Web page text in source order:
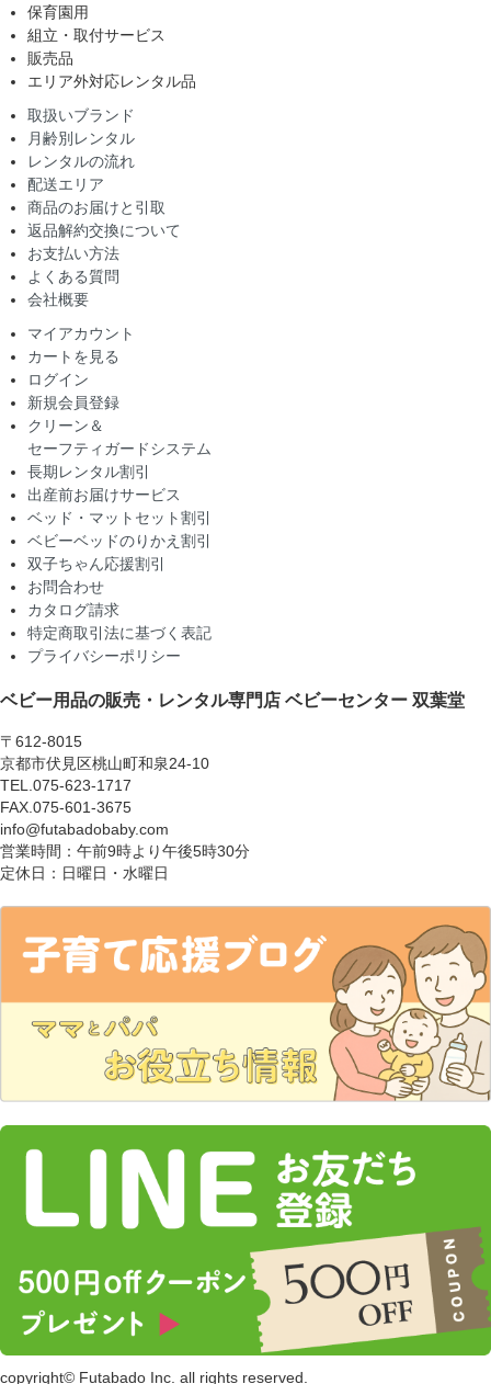
保育園用
組立・取付サービス
販売品
エリア外対応レンタル品
取扱いブランド
月齢別レンタル
レンタルの流れ
配送エリア
商品のお届けと引取
返品解約交換について
お支払い方法
よくある質問
会社概要
マイアカウント
カートを見る
ログイン
新規会員登録
クリーン＆
セーフティガードシステム
長期レンタル割引
出産前お届けサービス
ベッド・マットセット割引
ベビーベッドのりかえ割引
双子ちゃん応援割引
お問合わせ
カタログ請求
特定商取引法に基づく表記
プライバシーポリシー
ベビー用品の販売・レンタル専門店 ベビーセンター 双葉堂
〒612-8015
京都市伏見区桃山町和泉24-10
TEL.075-623-1717
FAX.075-601-3675
info@futabadobaby.com
営業時間：午前9時より午後5時30分
定休日：日曜日・水曜日
copyright© Futabado Inc. all rights reserved.